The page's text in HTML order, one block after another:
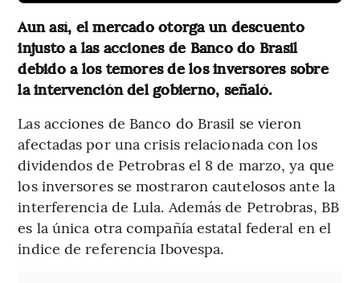
Aun así, el mercado otorga un descuento
injusto a las acciones de Banco do Brasil
debido a los temores de los inversores sobre
la intervención del gobierno, señaló.
Las acciones de Banco do Brasil se vieron
afectadas por una crisis relacionada con los
dividendos de Petrobras el 8 de marzo, ya que
los inversores se mostraron cautelosos ante la
interferencia de Lula. Además de Petrobras, BB
es la única otra compañía estatal federal en el
índice de referencia Ibovespa.